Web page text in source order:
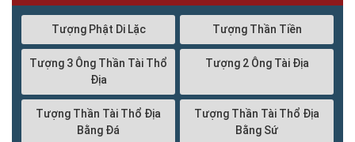
Tượng Phật Di Lặc Tượng Thần Tiền
Tượng 3 Ông Thần Tài Thổ
Địa
Tượng 2 Ông Tài Địa
Tượng Thần Tài Thổ Địa
Bằng Đá
Tượng Thần Tài Thổ Địa
Bằng Sứ